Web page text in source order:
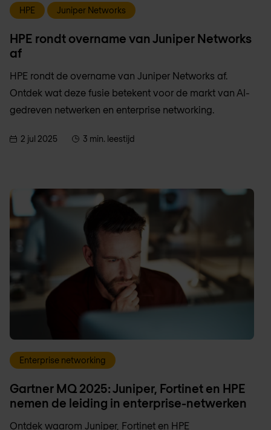
HPE Juniper Networks
HPE rondt overname van Juniper Networks
af
HPE rondt de overname van Juniper Networks af.
Ontdek wat deze fusie betekent voor de markt van AI-
gedreven netwerken en enterprise networking.
2 jul 2025 3 min. leestijd
Enterprise networking
Gartner MQ 2025: Juniper, Fortinet en HPE
nemen de leiding in enterprise-netwerken
Ontdek waarom Juniper, Fortinet en HPE